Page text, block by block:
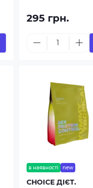
295 грн.
в наявності new
CHOICE ДІЄТ.